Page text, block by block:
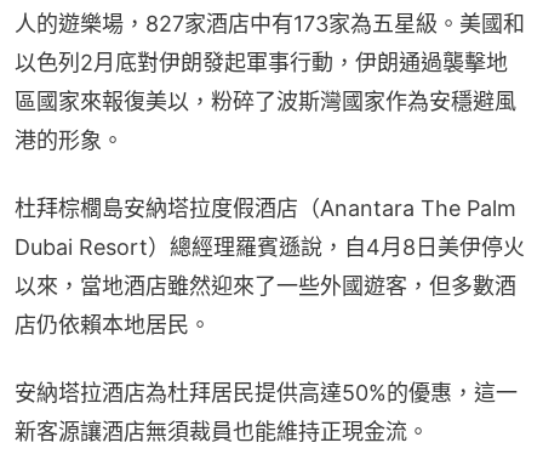
人的遊樂場，827家酒店中有173家為五星級。美國和
以色列2月底對伊朗發起軍事行動，伊朗通過襲擊地
區國家來報復美以，粉碎了波斯灣國家作為安穩避風
港的形象。
杜拜棕櫚島安納塔拉度假酒店（Anantara The Palm
Dubai Resort）總經理羅賓遜說，自4月8日美伊停火
以來，當地酒店雖然迎來了一些外國遊客，但多數酒
店仍依賴本地居民。
安納塔拉酒店為杜拜居民提供高達50%的優惠，這一
新客源讓酒店無須裁員也能維持正現金流。